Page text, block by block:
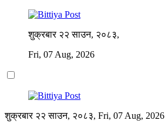
शुक्रबार २२ साउन, २०८३,
Fri, 07 Aug, 2026
शुक्रबार २२ साउन, २०८३, Fri, 07 Aug, 2026